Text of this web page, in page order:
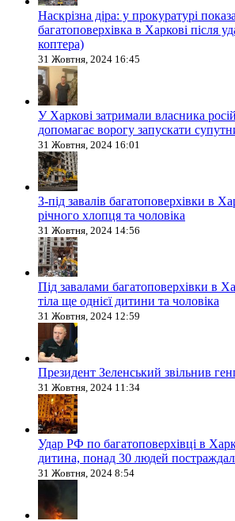
Наскрізна діра: у прокуратурі
багатоповерхівка в Харкові після
коптера)
31 Жовтня, 2024 16:45
У Харкові затримали власника
допомагає ворогу запускати
31 Жовтня, 2024 16:01
З-під завалів багатоповерхівки в
річного хлопця та чоловіка
31 Жовтня, 2024 14:56
Під завалами багатоповерхівки в
тіла ще однієї дитини та чоловіка
31 Жовтня, 2024 12:59
Президент Зеленський звільнив
31 Жовтня, 2024 11:34
Удар РФ по багатоповерхівці в
дитина, понад 30 людей
31 Жовтня, 2024 8:54